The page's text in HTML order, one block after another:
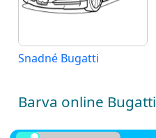
Snadné Bugatti
Barva online Bugatti